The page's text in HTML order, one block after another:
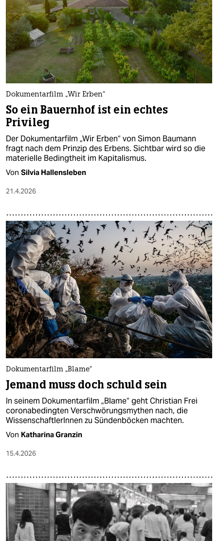
Dokumentarfilm „Wir Erben“
So ein Bauernhof ist ein echtes
Privileg
Der Dokumentarfilm „Wir Erben“ von Simon Baumann
fragt nach dem Prinzip des Erbens. Sichtbar wird so die
materielle Bedingtheit im Kapitalismus.
Von Silvia Hallensleben
21.4.2026
Dokumentarfilm „Blame“
Jemand muss doch schuld sein
In seinem Dokumentarfilm „Blame“ geht Christian Frei
coronabedingten Verschwörungsmythen nach, die
WissenschaftlerInnen zu Sündenböcken machten.
Von Katharina Granzin
15.4.2026